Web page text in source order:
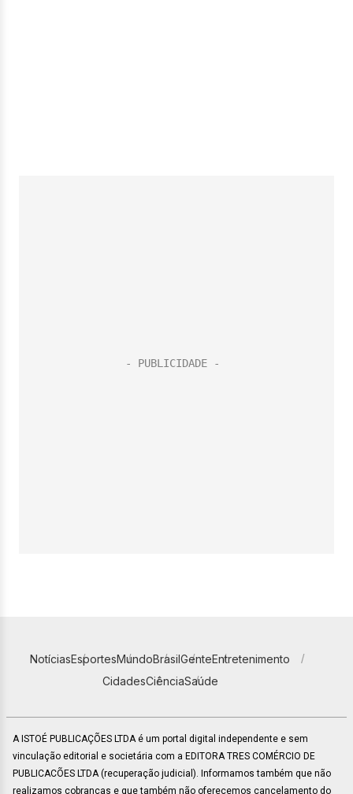
NotíciasEsportesMundoBrasilGenteEntretenimento
CidadesCiênciaSaúde
A ISTOÉ PUBLICAÇÕES LTDA é um portal digital independente e sem
vinculação editorial e societária com a EDITORA TRES COMÉRCIO DE
PUBLICACÕES LTDA (recuperação judicial). Informamos também que não
realizamos cobranças e que também não oferecemos cancelamento do